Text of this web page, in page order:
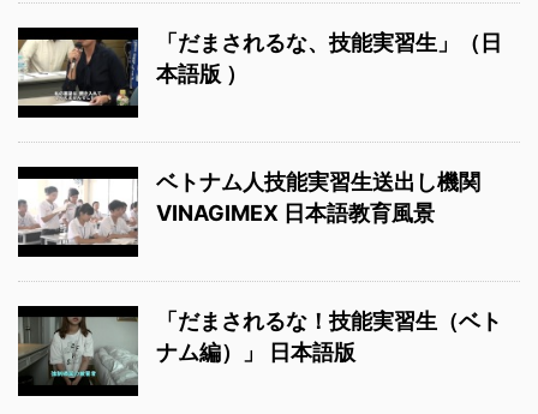
「だまされるな、技能実習生」（日
本語版 ）
ベトナム人技能実習生送出し機関
VINAGIMEX 日本語教育風景
「だまされるな！技能実習生（ベト
ナム編）」 日本語版